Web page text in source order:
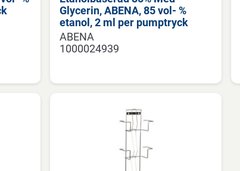
Glycerin, ABENA, 85 vol- %
etanol, 2 ml per pumptryck
ABENA
1000024939